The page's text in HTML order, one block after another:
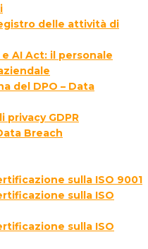
delle attività di
AI Act: il personale
del DPO – Data
GDPR
Breach
sulla ISO 9001
sulla ISO
sulla ISO